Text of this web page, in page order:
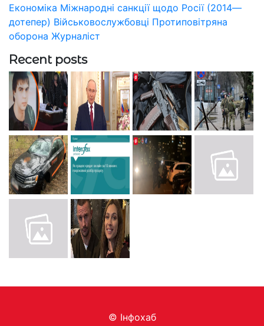
Економіка Міжнародні санкції щодо Росії (2014—
дотепер) Військовослужбовці Протиповітряна
оборона Журналіст
Recent posts
© Інфохаб